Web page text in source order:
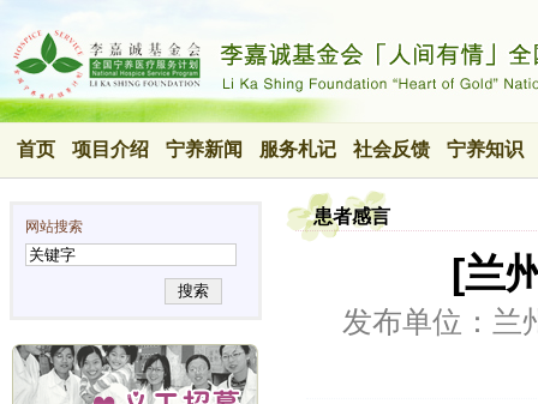
首页 项目介绍 宁养新闻 服务札记 社会反馈 宁养知识
网站搜索
搜索
患者感言
[兰
发布单位：兰